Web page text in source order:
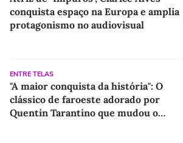
conquista espaço na Europa e amplia
protagonismo no audiovisual
ENTRE TELAS
"A maior conquista da história": O
clássico de faroeste adorado por
Quentin Tarantino que mudou o